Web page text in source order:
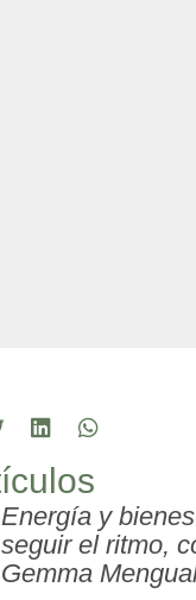
Energía y
seguir el ritmo,
Gemma